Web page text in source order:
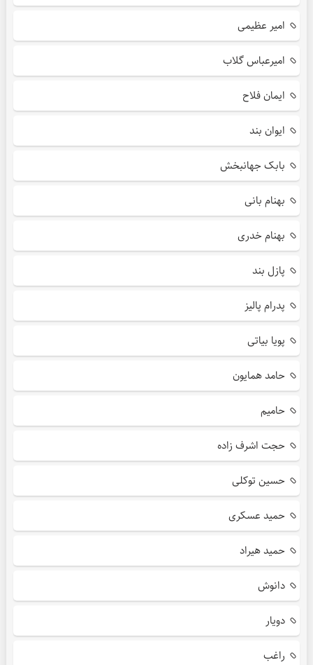
امیر عظیمی
امیرعباس گلاب
ایمان فلاح
ایوان بند
بابک جهانبخش
بهنام بانی
بهنام خدری
پازل بند
پدرام پالیز
پویا بیاتی
حامد همایون
حامیم
حجت اشرف زاده
حسین توکلی
حمید عسکری
حمید هیراد
دانوش
دویار
راغب